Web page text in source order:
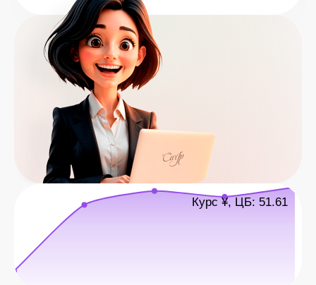
Курс ¥, ЦБ: 51.61